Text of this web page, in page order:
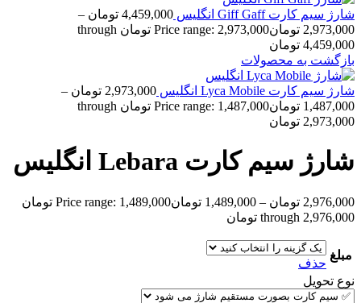
شارژ سیم کارت Giff Gaff انگلیس 4,459,000 تومان –
2,973,000 تومان
Price range: 2,973,000 تومان through
4,459,000 تومان
بازگشت به محصولات
شارژ سیم کارت Lyca Mobile انگلیس 2,973,000 تومان –
1,487,000 تومان
Price range: 1,487,000 تومان through
2,973,000 تومان
شارژ سیم کارت Lebara انگلیس
2,976,000 تومان –
1,489,000 تومان
Price range: 1,489,000 تومان
through 2,976,000 تومان
مبلغ
حذف
نوع تحویل